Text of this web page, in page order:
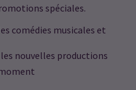
spéciales.
comédies musicales et
nouvelles productions